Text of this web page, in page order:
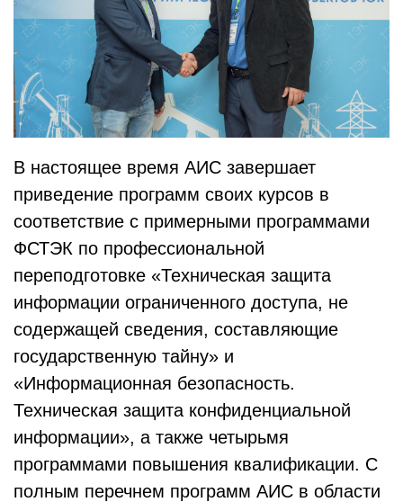
В настоящее время АИС завершает
приведение программ своих курсов в
соответствие с примерными программами
ФСТЭК по профессиональной
переподготовке «Техническая защита
информации ограниченного доступа, не
содержащей сведения, составляющие
государственную тайну» и
«Информационная безопасность.
Техническая защита конфиденциальной
информации», а также четырьмя
программами повышения квалификации. С
полным перечнем программ АИС в области